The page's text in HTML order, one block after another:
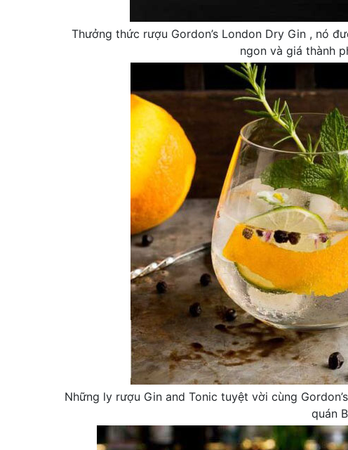
Thưởng thức rượu Gordon’s London Dry Gin , nó
ngon và giá thành
Những ly rượu Gin and Tonic tuyệt vời cùng
quán